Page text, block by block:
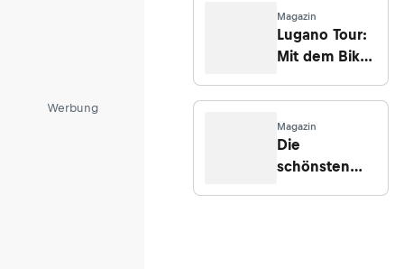
Werbung
Magazin
Lugano Tour:
Mit dem Bike
Magazin
Die
schönsten